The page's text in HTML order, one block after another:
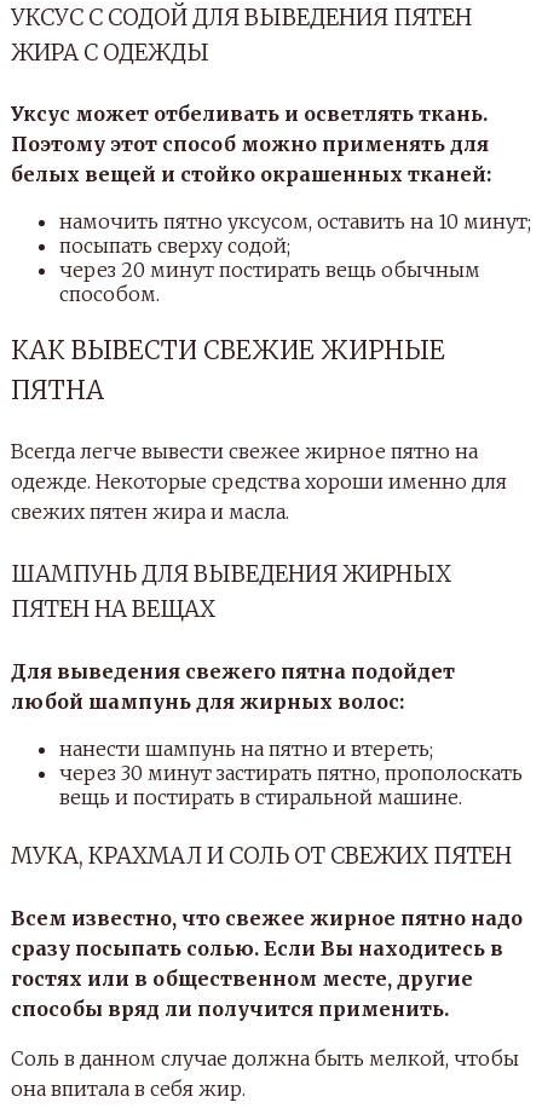
УКСУС С СОДОЙ ДЛЯ ВЫВЕДЕНИЯ ПЯТЕН
ЖИРА С ОДЕЖДЫ
Уксус может отбеливать и осветлять ткань.
Поэтому этот способ можно применять для
белых вещей и стойко окрашенных тканей:
намочить пятно уксусом, оставить на 10 минут;
посыпать сверху содой;
через 20 минут постирать вещь обычным
способом.
КАК ВЫВЕСТИ СВЕЖИЕ ЖИРНЫЕ
ПЯТНА
Всегда легче вывести свежее жирное пятно на
одежде. Некоторые средства хороши именно для
свежих пятен жира и масла.
ШАМПУНЬ ДЛЯ ВЫВЕДЕНИЯ ЖИРНЫХ
ПЯТЕН НА ВЕЩАХ
Для выведения свежего пятна подойдет
любой шампунь для жирных волос:
нанести шампунь на пятно и втереть;
через 30 минут застирать пятно, прополоскать
вещь и постирать в стиральной машине.
МУКА, КРАХМАЛ И СОЛЬ ОТ СВЕЖИХ ПЯТЕН
Всем известно, что свежее жирное пятно надо
сразу посыпать солью. Если Вы находитесь в
гостях или в общественном месте, другие
способы вряд ли получится применить.
Соль в данном случае должна быть мелкой, чтобы
она впитала в себя жир.